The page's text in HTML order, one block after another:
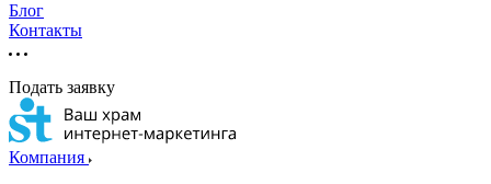
Блог
Контакты
Подать заявку
Компания